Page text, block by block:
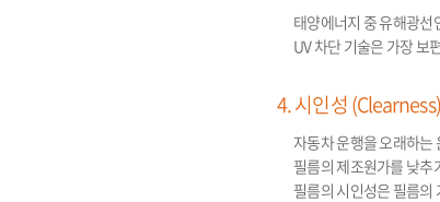
태양에너지 중 유해광선
UV 차단 기술은 가장 보
4. 시인성 (Clearness)
자동차 운행을 오래하는
필름의 제조원가를 낮추
필름의 시인성은 필름의